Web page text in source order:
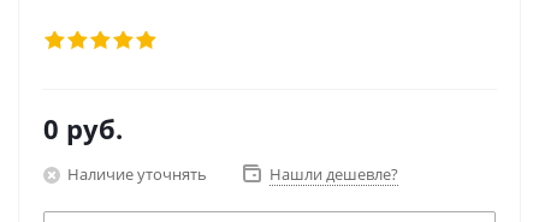
0 руб.
Наличие уточнять Нашли дешевле?